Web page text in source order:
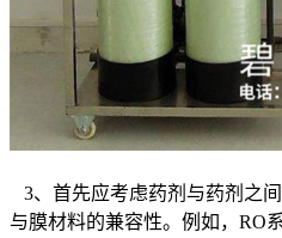
3、首先应考虑药剂与药剂之
与膜材料的兼容性。例如，RO